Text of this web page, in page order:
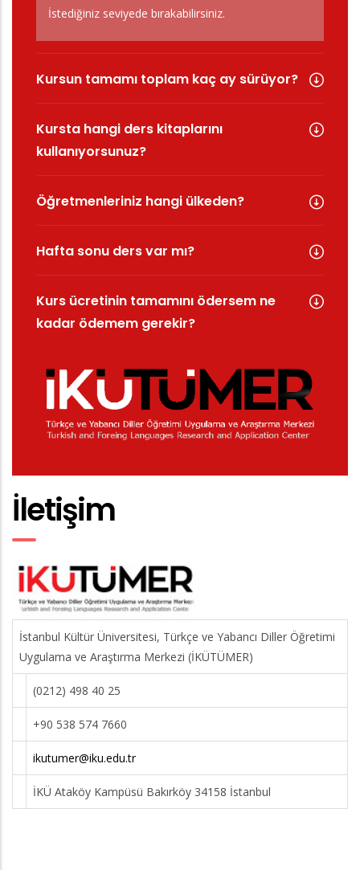
İstediğiniz seviyede bırakabilirsiniz.
Kursun tamamı toplam kaç ay sürüyor?
Kursta hangi ders kitaplarını
kullanıyorsunuz?
Öğretmenleriniz hangi ülkeden?
Hafta sonu ders var mı?
Kurs ücretinin tamamını ödersem ne
kadar ödemem gerekir?
İletişim
İstanbul Kültür Üniversitesi, Türkçe ve Yabancı Diller Öğretimi
Uygulama ve Araştırma Merkezi (İKÜTÜMER)
(0212) 498 40 25
+90 538 574 7660
ikutumer@iku.edu.tr
İKÜ Ataköy Kampüsü Bakırköy 34158 İstanbul